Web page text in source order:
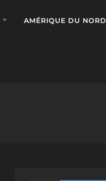
AMÉRIQUE DU NORD